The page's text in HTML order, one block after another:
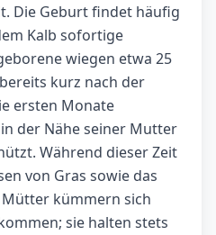
Die Geburt findet häufig
Kalb sofortige
wiegen etwa 25
kurz nach der
ersten Monate
der Nähe seiner Mutter
Während dieser Zeit
von Gras sowie das
Mütter kümmern sich
sie halten stets